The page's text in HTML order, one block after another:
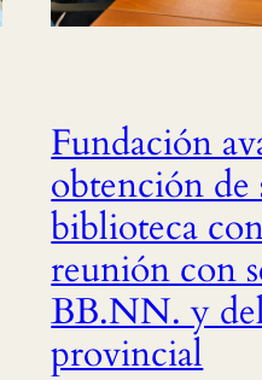
Fundación
obtención de
biblioteca
reunión con
BB.NN. y
provincial